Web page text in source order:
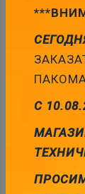
20mm,
Cena: 2.97 €
00007279
stāvoklis: 0
Pievienot
С